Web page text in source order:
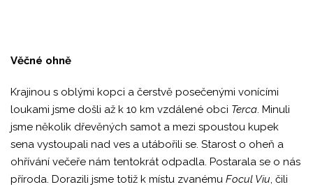
Věčné ohně
Krajinou s oblými kopci a čerstvě posečenými vonícími
loukami jsme došli až k 10 km vzdálené obci Terca. Minuli
jsme několik dřevěných samot a mezi spoustou kupek
sena vystoupali nad ves a utábořili se. Starost o oheň a
ohřívání večeře nám tentokrát odpadla. Postarala se o nás
příroda. Dorazili jsme totiž k místu zvanému Focul Viu, čili